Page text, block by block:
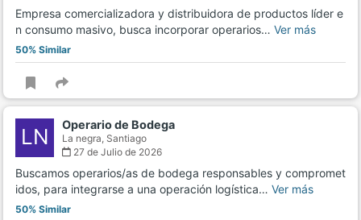
Empresa comercializadora y distribuidora de productos líder e
n consumo masivo, busca incorporar operarios… Ver más
50% Similar
LN Operario de Bodega
La negra, Santiago
27 de Julio de 2026
Buscamos operarios/as de bodega responsables y compromet
idos, para integrarse a una operación logística… Ver más
50% Similar